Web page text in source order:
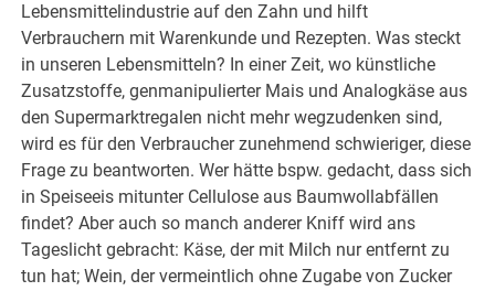
Lebensmittelindustrie auf den Zahn und hilft
Verbrauchern mit Warenkunde und Rezepten. Was steckt
in unseren Lebensmitteln? In einer Zeit, wo künstliche
Zusatzstoffe, genmanipulierter Mais und Analogkäse aus
den Supermarktregalen nicht mehr wegzudenken sind,
wird es für den Verbraucher zunehmend schwieriger, diese
Frage zu beantworten. Wer hätte bspw. gedacht, dass sich
in Speiseeis mitunter Cellulose aus Baumwollabfällen
findet? Aber auch so manch anderer Kniff wird ans
Tageslicht gebracht: Käse, der mit Milch nur entfernt zu
tun hat; Wein, der vermeintlich ohne Zugabe von Zucker